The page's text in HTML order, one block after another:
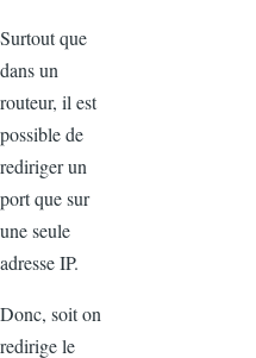
Surtout que
dans un
routeur, il est
possible de
rediriger un
port que sur
une seule
adresse IP.
Donc, soit on
redirige le